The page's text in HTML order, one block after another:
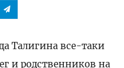
Талигина все-таки
и родственников на